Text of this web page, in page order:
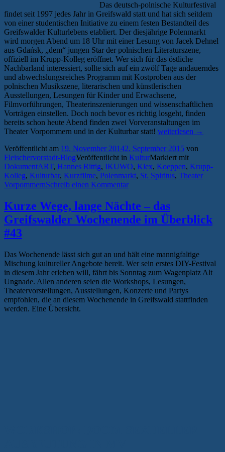
Das deutsch-polnische Kulturfestival
findet seit 1997 jedes Jahr in Greifswald statt und hat sich seitdem
von einer studentischen Initiative zu einem festen Bestandteil des
Greifswalder Kulturlebens etabliert. Der diesjährige Polenmarkt
wird morgen Abend um 18 Uhr mit einer Lesung von Jacek Dehnel
aus Gdańsk, „dem“ jungen Star der polnischen Literaturszene,
offiziell im Krupp-Kolleg eröffnet. Wer sich für das östliche
Nachbarland interessiert, sollte sich auf ein zwölf Tage andauerndes
und abwechslungsreiches Programm mit Kostproben aus der
polnischen Musikszene, literarischen und künstlerischen
Ausstellungen, Lesungen für Kinder und Erwachsene,
Filmvorführungen, Theaterinszenierungen und wissenschaftlichen
Vorträgen einstellen. Doch noch bevor es richtig losgeht, finden
bereits schon heute Abend finden zwei Vorveranstaltungen im
Theater Vorpommern und in der Kulturbar statt! „Zwei
Schlafmangel:
Deutsch-
polnisches
Kulturfestival
weiterlesen →
Veröffentlicht am 19. November 20142. September 2015 von
Fleischervorstadt-BlogVeröffentlicht in KulturMarkiert mit
DokumentART, Hannes Rittig, IKUWO, Klex, Koeppen, Krupp-
Kolleg, Kulturbar, Kurzfilme, Polenmarkt, St. Spiritus, Theater
VorpommernSchreib einen Kommentar
Kurze Wege, lange Nächte – das
Greifswalder Wochenende im Überblick
#43
Das Wochenende lässt sich gut an und hält eine mannigfaltige
Mischung kultureller Angebote bereit. Wer sein erstes DIY-Festival
in diesem Jahr erleben will, fährt bis Sonntag zum Wagenplatz Alt
Ungnade. Allen anderen seien die Workshops, Lesungen,
Theatervorstellungen, Ausstellungen, Konzerte und Partys
empfohlen, die an diesem Wochenende in Greifswald stattfinden
werden. Eine Übersicht.